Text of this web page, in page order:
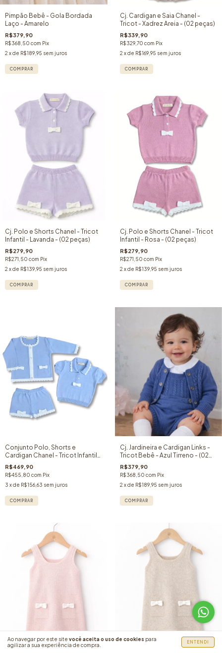
Ao navegar por este site você aceita o uso de cookies para
agilizar a sua experiência de compra.
ENTENDI
Pimpão Bebê - Gola Bordada
Laço - Amarelo
R$379,90
R$368,50 com Pix
2 x de R$189,95 sem juros
COMPRAR
Cj. Cardigan e Saia Chanel -
Tricot - Xadrez Areia - (02 peças)
R$339,90
R$329,70 com Pix
2 x de R$169,95 sem juros
COMPRAR
Cj. Polo e Shorts Chanel - Tricot
Infantil - Lavanda - (02 peças)
R$279,90
R$271,50 com Pix
2 x de R$139,95 sem juros
COMPRAR
Cj. Polo e Shorts Chanel - Tricot
Infantil - Rosa - (02 peças)
R$279,90
R$271,50 com Pix
2 x de R$139,95 sem juros
COMPRAR
Conjunto Polo, Shorts e
Cardigan Chanel - Tricot Infantil-
Azul - (03 peças)
R$469,90
R$455,80 com Pix
3 x de R$156,63 sem juros
COMPRAR
Cj. Jardineira e Cardigan Links -
Tricot Bebê - Azul Tirreno - (02
peças)
R$379,90
R$368,50 com Pix
2 x de R$189,95 sem juros
COMPRAR